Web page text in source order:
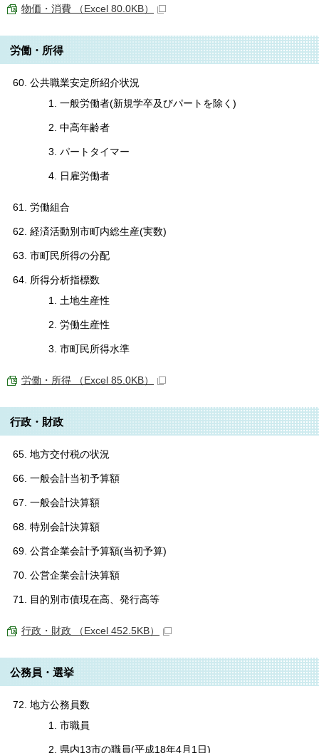
物価・消費 （Excel 80.0KB）
労働・所得
公共職業安定所紹介状況
一般労働者(新規学卒及びパートを除く)
中高年齢者
パートタイマー
日雇労働者
労働組合
経済活動別市町内総生産(実数)
市町民所得の分配
所得分析指標数
土地生産性
労働生産性
市町民所得水準
労働・所得 （Excel 85.0KB）
行政・財政
地方交付税の状況
一般会計当初予算額
一般会計決算額
特別会計決算額
公営企業会計予算額(当初予算)
公営企業会計決算額
目的別市債現在高、発行高等
行政・財政 （Excel 452.5KB）
公務員・選挙
地方公務員数
市職員
県内13市の職員(平成18年4月1日)